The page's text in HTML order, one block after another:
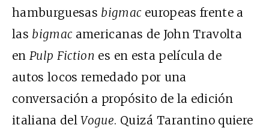
hamburguesas bigmac europeas frente a
las bigmac americanas de John Travolta
enPulp Fiction es en esta película de
autos locos remedado por una
conversación a propósito de la edición
italiana delVogue. Quizá Tarantino quiere